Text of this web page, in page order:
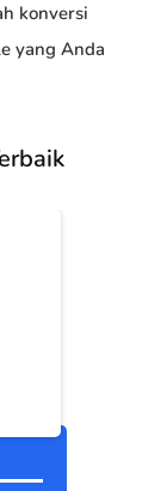
konversi
yang Anda